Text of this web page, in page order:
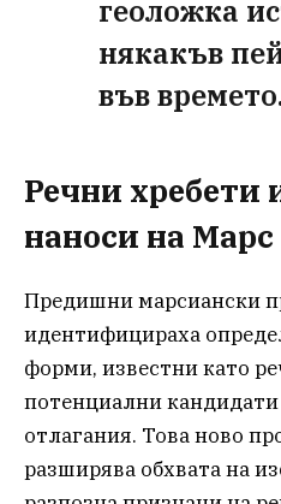
геоложка
някакъв
във
Речни хребети
наноси на Марс
Предишни марсиански
идентифицираха
форми, известни като
потенциални
отлагания. Това ново
разширява обхвата на